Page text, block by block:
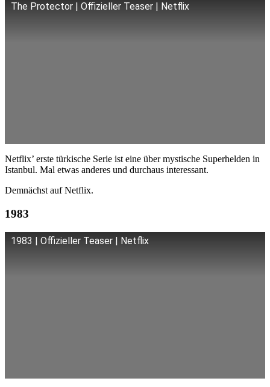
The Protector | Offizieller Teaser | Netflix
Netflix’ erste türkische Serie ist eine über mystische Superhelden in
Istanbul. Mal etwas anderes und durchaus interessant.
Demnächst auf Netflix.
1983
1983 | Offizieller Teaser | Netflix